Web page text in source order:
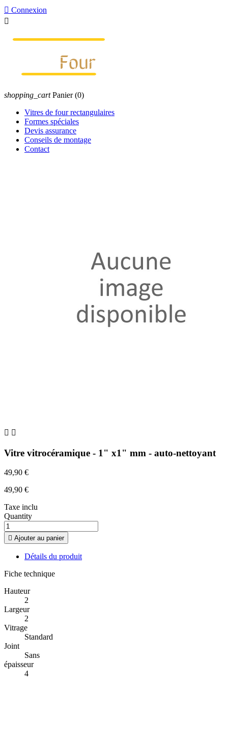
 Connexion

shopping_cart Panier (0)
Vitres de four rectangulaires
Formes spéciales
Devis assurance
Conseils de montage
Contact
 
Vitre vitrocéramique - 1" x1" mm - auto-nettoyant
49,90 €
49,90 €
Taxe inclu
Quantity
 Ajouter au panier
Détails du produit
Fiche technique
Hauteur
2
Largeur
2
Vitrage
Standard
Joint
Sans
épaisseur
4